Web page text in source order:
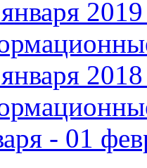
2019
2018
- 01